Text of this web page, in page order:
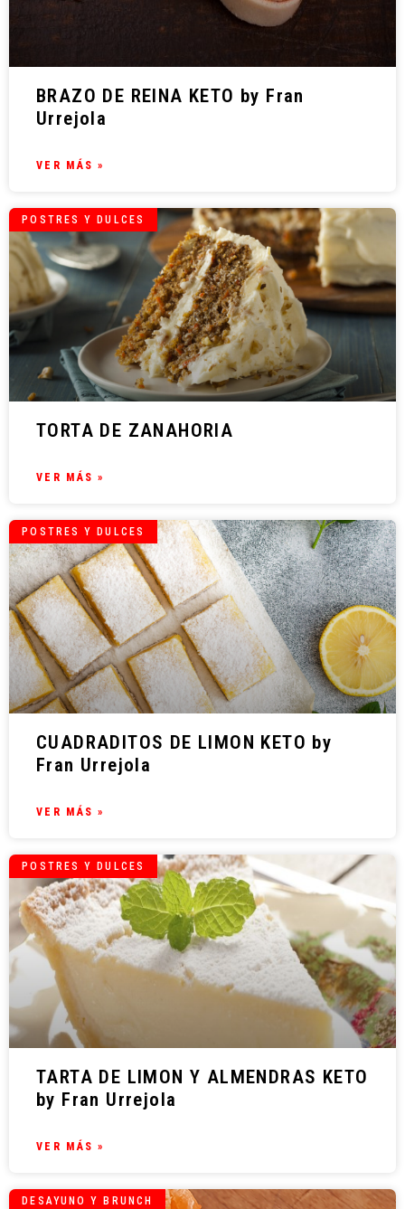
BRAZO DE REINA KETO by Fran
Urrejola
VER MÁS »
POSTRES Y DULCES
TORTA DE ZANAHORIA
VER MÁS »
POSTRES Y DULCES
CUADRADITOS DE LIMON KETO by
Fran Urrejola
VER MÁS »
POSTRES Y DULCES
TARTA DE LIMON Y ALMENDRAS KETO
by Fran Urrejola
VER MÁS »
DESAYUNO Y BRUNCH